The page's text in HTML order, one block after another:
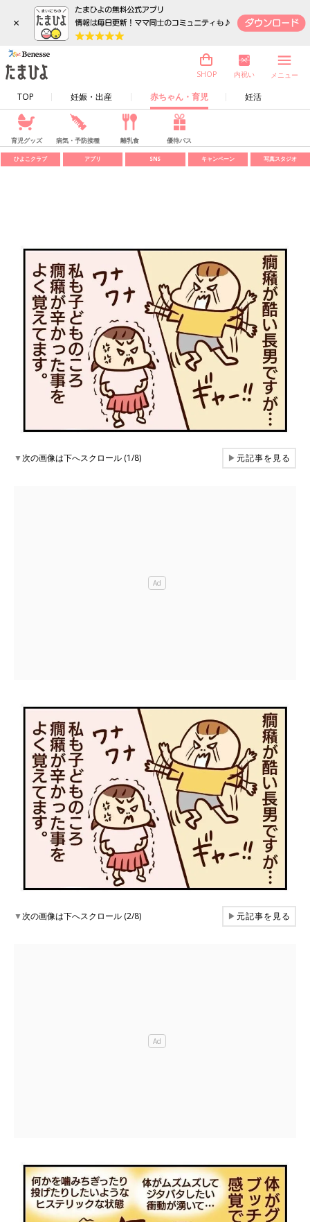
×
TOP 妊娠・出産 赤ちゃん・育児 妊活
SHOP 内祝い メニュー
育児グッズ 病気・予防接種 離乳食 優待パス
ひよこクラブ アプリ SNS キャンペーン 写真スタジオ
▼次の画像は下へスクロール (1/8) ▶元記事を見る
▼次の画像は下へスクロール (2/8) ▶元記事を見る